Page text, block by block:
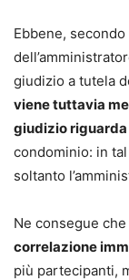
Ebbene,
giudizio a tutela
viene tuttavia
giudizio
condominio: in
soltanto
Ne consegue
correlazione
più partecipanti,